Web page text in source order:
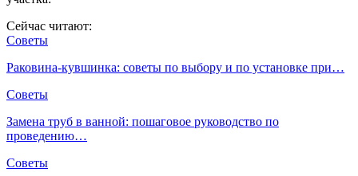
Сейчас читают:
Советы
Раковина-кувшинка: советы по выбору и по установке при…
Советы
Замена труб в ванной: пошаговое руководство по
проведению…
Советы